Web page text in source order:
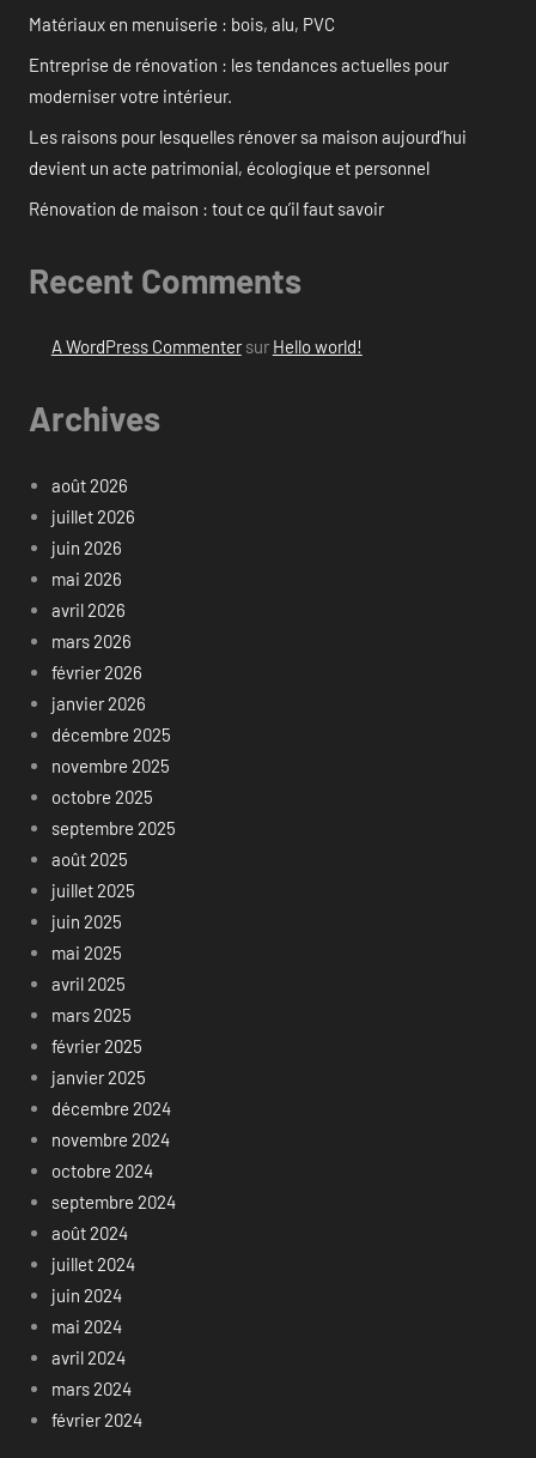
Matériaux en menuiserie : bois, alu, PVC
Entreprise de rénovation : les tendances actuelles pour
moderniser votre intérieur.
Les raisons pour lesquelles rénover sa maison aujourd’hui
devient un acte patrimonial, écologique et personnel
Rénovation de maison : tout ce qu’il faut savoir
Recent Comments
A WordPress Commentersur Hello world!
Archives
août 2026
juillet 2026
juin 2026
mai 2026
avril 2026
mars 2026
février 2026
janvier 2026
décembre 2025
novembre 2025
octobre 2025
septembre 2025
août 2025
juillet 2025
juin 2025
mai 2025
avril 2025
mars 2025
février 2025
janvier 2025
décembre 2024
novembre 2024
octobre 2024
septembre 2024
août 2024
juillet 2024
juin 2024
mai 2024
avril 2024
mars 2024
février 2024